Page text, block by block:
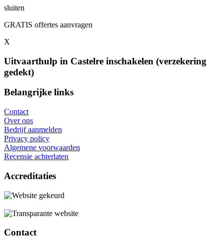
sluiten
GRATIS offertes aanvragen
X
Uitvaarthulp in Castelre inschakelen (verzekering
gedekt)
Belangrijke links
Contact
Over ons
Bedrijf aanmelden
Privacy policy
Algemene voorwaarden
Recensie achterlaten
Accreditaties
Contact